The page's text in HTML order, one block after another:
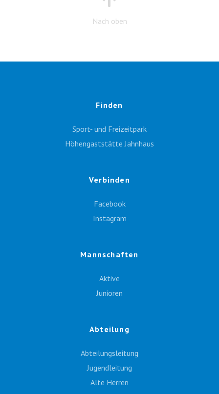
Nach oben
Finden
Sport- und Freizeitpark
Höhengaststätte Jahnhaus
Verbinden
Facebook
Instagram
Mannschaften
Aktive
Junioren
Abteilung
Abteilungsleitung
Jugendleitung
Alte Herren